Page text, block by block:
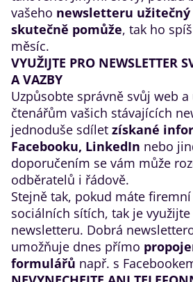
vašeho newsletteru
skutečně pomůže, tak ho
měsíc.
VYUŽIJTE PRO NEWSLETTER
A VAZBY
Uzpůsobte správně svůj web
čtenářům vašich stávajících
jednoduše sdílet získané
Facebooku, LinkedIn nebo
doporučením se vám může
odběratelů i řádově.
Stejně tak, pokud máte
sociálních sítích, tak je
newsletteru. Dobrá
umožňuje dnes přímo
formulářů např. s